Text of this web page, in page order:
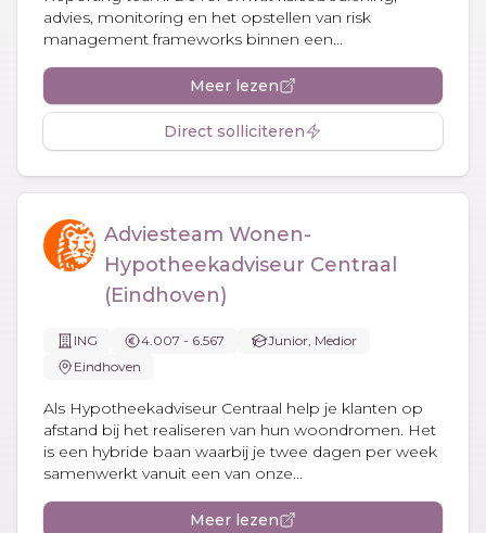
advies, monitoring en het opstellen van risk
management frameworks binnen een...
Meer lezen
Direct solliciteren
Adviesteam Wonen-
Hypotheekadviseur Centraal
(Eindhoven)
ING 4.007 - 6.567
Junior, Medior
Eindhoven
Als Hypotheekadviseur Centraal help je klanten op
afstand bij het realiseren van hun woondromen. Het
is een hybride baan waarbij je twee dagen per week
samenwerkt vanuit een van onze...
Meer lezen